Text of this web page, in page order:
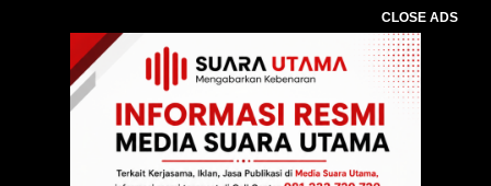
CLOSE ADS